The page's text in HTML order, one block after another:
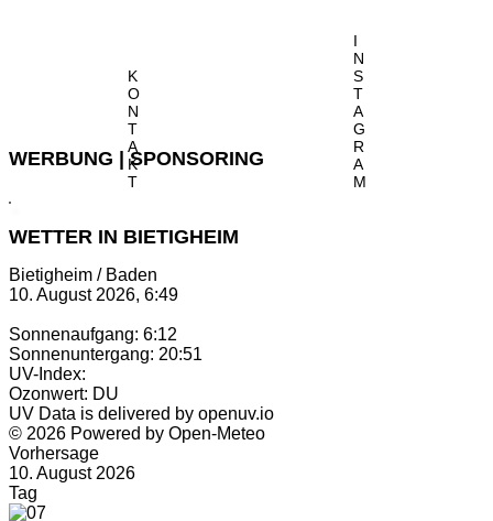
K
O
N
T
A
K
T
I
N
S
T
A
G
R
A
M
WERBUNG | SPONSORING
WETTER IN BIETIGHEIM
Bietigheim / Baden
10. August 2026, 6:49
Sonnenaufgang: 6:12
Sonnenuntergang: 20:51
UV-Index:
Ozonwert: DU
UV Data is delivered by openuv.io
© 2026 Powered by Open-Meteo
Vorhersage
10. August 2026
Tag